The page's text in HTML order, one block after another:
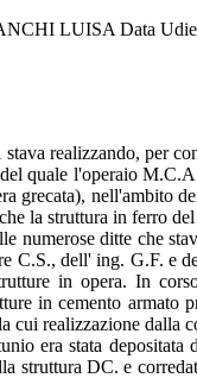
LUISA Data
realizzando, per
quale l'operaio
grecata), nell'ambito
la struttura in ferro
numerose ditte che
C.S., dell' ing. G.F.
in opera. In
in cemento
cui realizzazione
era stata
struttura DC. e